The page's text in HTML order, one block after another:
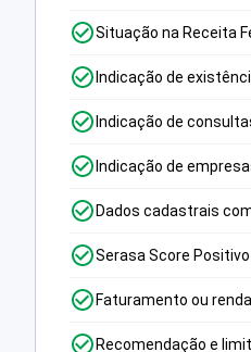
Situação na Receita
Indicação de
Indicação de
Indicação de
Dados cadastrais
Serasa Score Positivo
Faturamento ou
Recomendação e